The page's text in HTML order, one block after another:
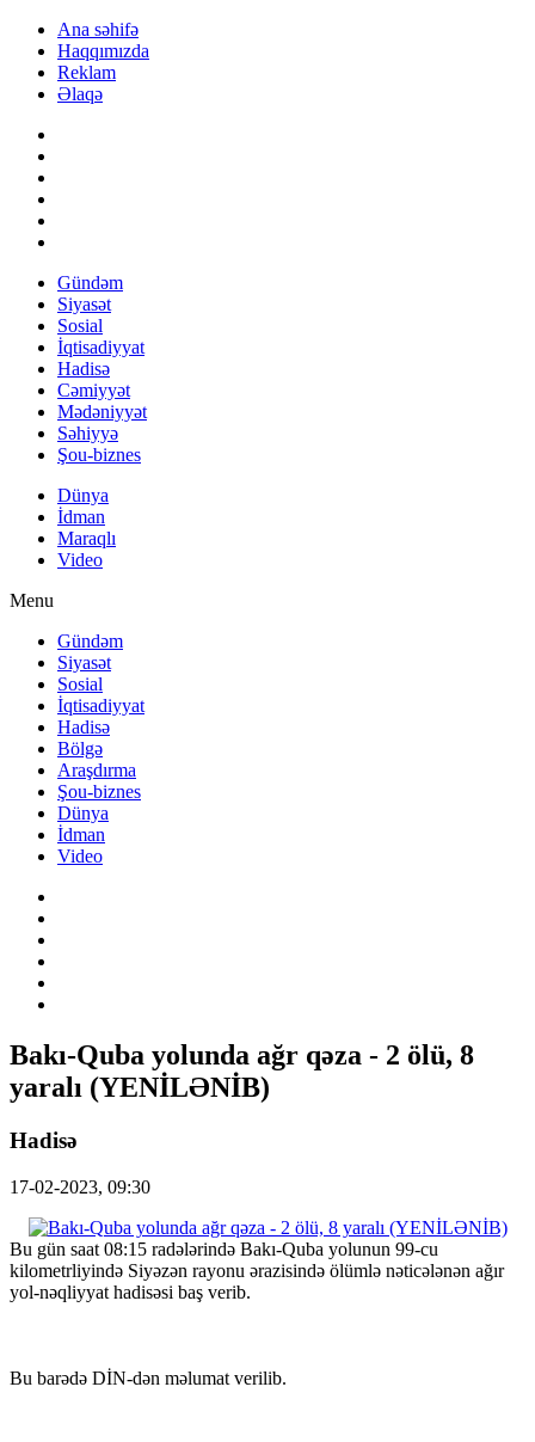
Ana səhifə
Haqqımızda
Reklam
Əlaqə
Gündəm
Siyasət
Sosial
İqtisadiyyat
Hadisə
Cəmiyyət
Mədəniyyət
Səhiyyə
Şou-biznes
Dünya
İdman
Maraqlı
Video
Menu
Gündəm
Siyasət
Sosial
İqtisadiyyat
Hadisə
Bölgə
Araşdırma
Şou-biznes
Dünya
İdman
Video
Bakı-Quba yolunda ağr qəza - 2 ölü, 8
yaralı (YENİLƏNİB)
Hadisə
17-02-2023, 09:30
Bu gün saat 08:15 radələrində Bakı-Quba yolunun 99-cu
kilometrliyində Siyəzən rayonu ərazisində ölümlə nəticələnən ağır
yol-nəqliyyat hadisəsi baş verib.
Bu barədə DİN-dən məlumat verilib.